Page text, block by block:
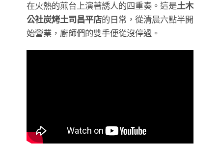
在火熱的煎台上演著誘人的四重奏。這是土木
公社炭烤土司昌平店的日常，從清晨六點半開
始營業，廚師們的雙手便從沒停過。